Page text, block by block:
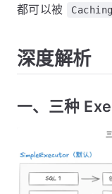
都可以被
深度解析
一、三种